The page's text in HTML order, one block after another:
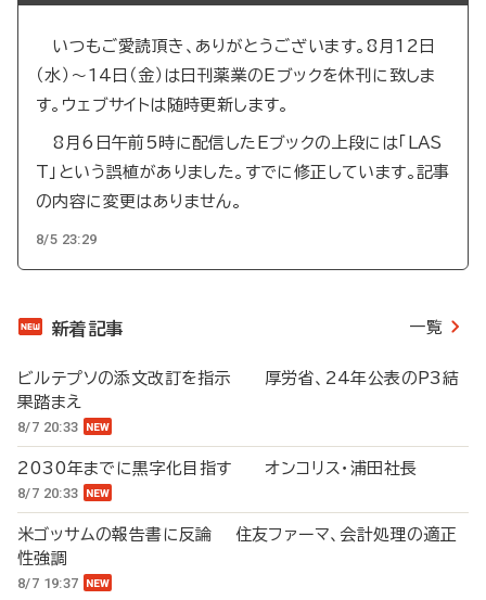
いつもご愛読頂き、ありがとうございます。8月12日
（水）～14日（金）は日刊薬業のEブックを休刊に致しま
す。ウェブサイトは随時更新します。
8月6日午前5時に配信したEブックの上段には「LAS
T」という誤植がありました。すでに修正しています。記事
の内容に変更はありません。
8/5 23:29
新着記事 一覧
ビルテプソの添文改訂を指示 厚労省、24年公表のP3結
果踏まえ
8/7 20:33
2030年までに黒字化目指す オンコリス・浦田社長
8/7 20:33
米ゴッサムの報告書に反論 住友ファーマ、会計処理の適正
性強調
8/7 19:37